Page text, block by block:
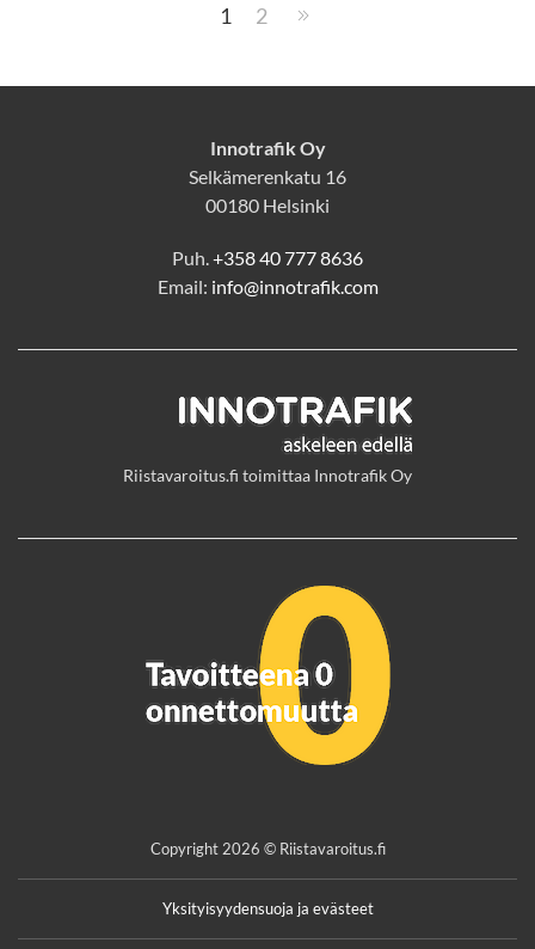
1 2
Innotrafik Oy
Selkämerenkatu 16
00180 Helsinki
Puh.+358 40 777 8636
Email: info@innotrafik.com
Riistavaroitus.fi toimittaa Innotrafik Oy
Copyright 2026 © Riistavaroitus.fi
Yksityisyydensuoja ja evästeet